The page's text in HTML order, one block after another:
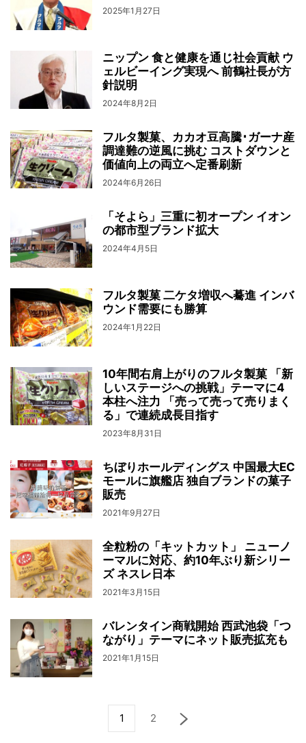
2025年1月27日
ニップン 食と健康を通じ社会貢献 ウ
ェルビーイング実現へ 前鶴社長が方
針説明
2024年8月2日
フルタ製菓、カカオ豆高騰･ガーナ産
調達難の逆風に挑む コストダウンと
価値向上の両立へ定番刷新
2024年6月26日
「そよら」三重に初オープン イオン
の都市型ブランド拡大
2024年4月5日
フルタ製菓 二ケタ増収へ驀進 インバ
ウンド需要にも勝算
2024年1月22日
10年間右肩上がりのフルタ製菓 「新
しいステージへの挑戦」テーマに4
本柱へ注力 「売って売って売りまく
る」で連続成長目指す
2023年8月31日
ちぼりホールディングス 中国最大EC
モールに旗艦店 独自ブランドの菓子
販売
2021年9月27日
全粒粉の「キットカット」 ニューノ
ーマルに対応、約10年ぶり新シリー
ズ ネスレ日本
2021年3月15日
バレンタイン商戦開始 西武池袋「つ
ながり」テーマにネット販売拡充も
2021年1月15日
1 2